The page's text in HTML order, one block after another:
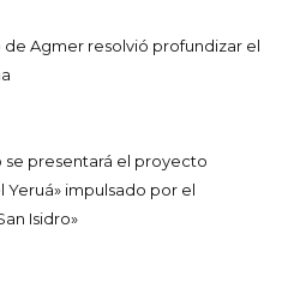
de Agmer resolvió profundizar el
se presentará el proyecto
Yeruá» impulsado por el
Isidro»